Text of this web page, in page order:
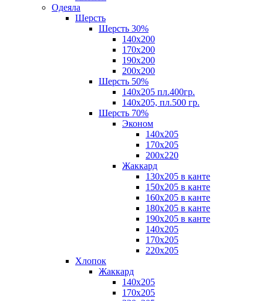
Одеяла
Шерсть
Шерсть 30%
140х200
170х200
190х200
200х200
Шерсть 50%
140х205 пл.400гр.
140х205, пл.500 гр.
Шерсть 70%
Эконом
140х205
170х205
200х220
Жаккард
130х205 в канте
150х205 в канте
160х205 в канте
180х205 в канте
190х205 в канте
140х205
170х205
220х205
Хлопок
Жаккард
140x205
170х205